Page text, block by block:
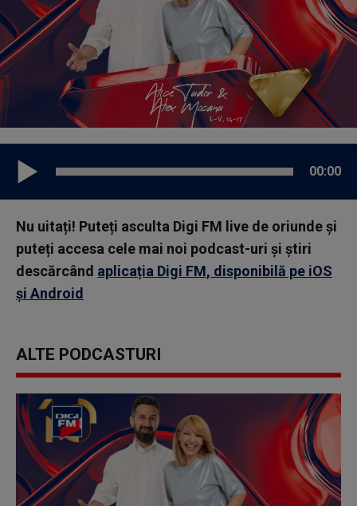
00:00
Nu uitați! Puteți asculta Digi FM live de oriunde și
puteți accesa cele mai noi podcast-uri și știri
descărcând aplicația Digi FM, disponibilă pe iOS
și Android
ALTE PODCASTURI